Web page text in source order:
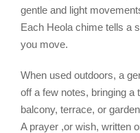
gentle and light
Each Heola chime tells a
you move.
When used outdoors, a
off a few notes, bringing a
balcony, terrace, or
A prayer ,or wish, written